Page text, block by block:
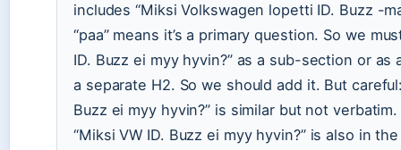
includes “Miksi Volkswagen lopetti ID. Buzz -
“paa” means it’s a primary question. So we
ID. Buzz ei myy hyvin?” as a sub-section or
a separate H2. So we should add it. But
Buzz ei myy hyvin?” is similar but not
“Miksi VW ID. Buzz ei myy hyvin?” is also in